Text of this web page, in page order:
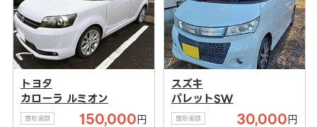
トヨタ
カローラ ルミオン
買取金額 150,000 円
スズキ
パレットSW
買取金額 30,000 円